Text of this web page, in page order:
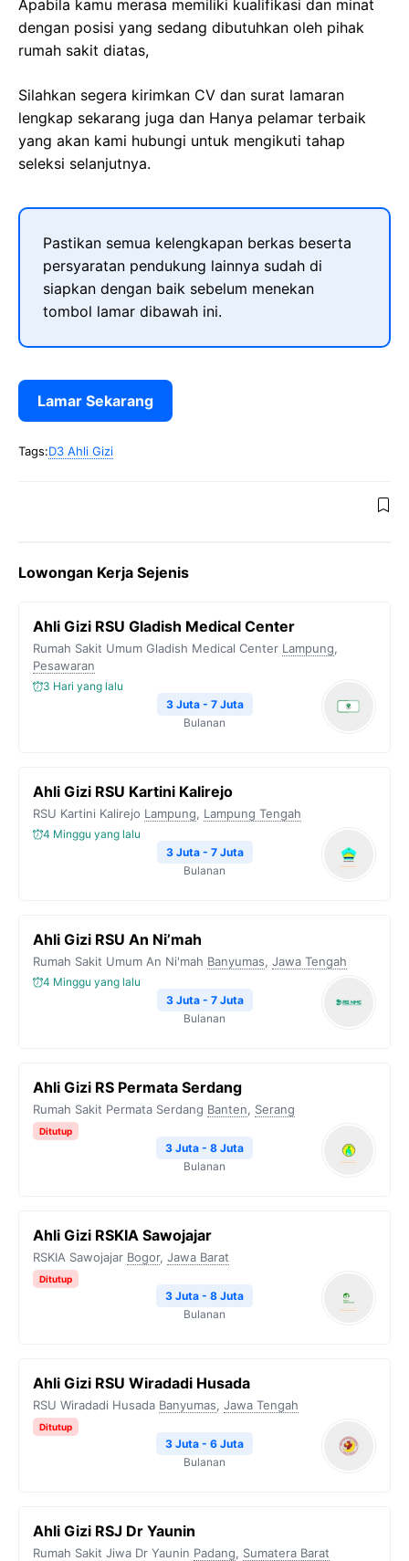
Apabila kamu merasa memiliki kualifikasi dan minat
dengan posisi yang sedang dibutuhkan oleh pihak
rumah sakit diatas,
Silahkan segera kirimkan CV dan surat lamaran
lengkap sekarang juga dan Hanya pelamar terbaik
yang akan kami hubungi untuk mengikuti tahap
seleksi selanjutnya.
Pastikan semua kelengkapan berkas beserta
persyaratan pendukung lainnya sudah di
siapkan dengan baik sebelum menekan
tombol lamar dibawah ini.
Lamar Sekarang
Tags:D3 Ahli Gizi
Lowongan Kerja Sejenis
Ahli Gizi RSU Gladish Medical Center
Rumah Sakit Umum Gladish Medical Center Lampung,
Pesawaran
3 Hari yang lalu
3 Juta - 7 Juta
Bulanan
Ahli Gizi RSU Kartini Kalirejo
RSU Kartini Kalirejo Lampung, Lampung Tengah
4 Minggu yang lalu
3 Juta - 7 Juta
Bulanan
Ahli Gizi RSU An Ni’mah
Rumah Sakit Umum An Ni'mah Banyumas, Jawa Tengah
4 Minggu yang lalu
3 Juta - 7 Juta
Bulanan
Ahli Gizi RS Permata Serdang
Rumah Sakit Permata Serdang Banten, Serang
Ditutup
3 Juta - 8 Juta
Bulanan
Ahli Gizi RSKIA Sawojajar
RSKIA Sawojajar Bogor, Jawa Barat
Ditutup
3 Juta - 8 Juta
Bulanan
Ahli Gizi RSU Wiradadi Husada
RSU Wiradadi Husada Banyumas, Jawa Tengah
Ditutup
3 Juta - 6 Juta
Bulanan
Ahli Gizi RSJ Dr Yaunin
Rumah Sakit Jiwa Dr Yaunin Padang, Sumatera Barat